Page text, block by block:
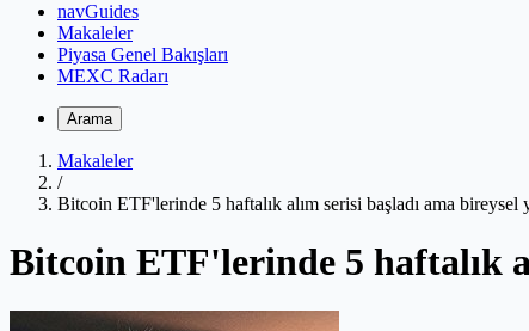
navGuides
Makaleler
Piyasa Genel Bakışları
MEXC Radarı
Arama
Makaleler
/
Bitcoin ETF'lerinde 5 haftalık alım serisi başladı ama bireysel
Bitcoin ETF'lerinde 5 haftalık